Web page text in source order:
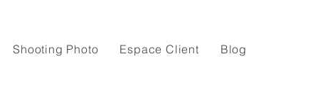
Shooting Photo Espace Client Blog